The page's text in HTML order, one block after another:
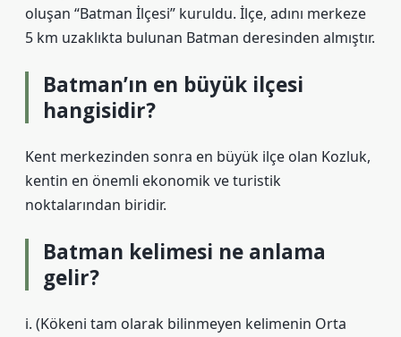
oluşan “Batman İlçesi” kuruldu. İlçe, adını merkeze
5 km uzaklıkta bulunan Batman deresinden almıştır.
Batman’ın en büyük ilçesi
hangisidir?
Kent merkezinden sonra en büyük ilçe olan Kozluk,
kentin en önemli ekonomik ve turistik
noktalarından biridir.
Batman kelimesi ne anlama
gelir?
i. (Kökeni tam olarak bilinmeyen kelimenin Orta